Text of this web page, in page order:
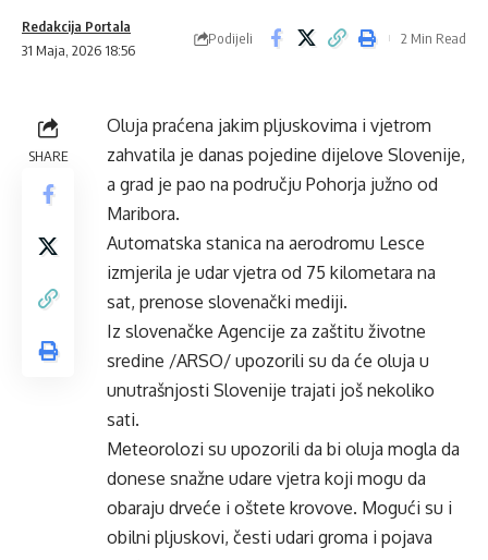
31 Maja, 2026 18:56
Redakcija Portala
Podijeli 2 Min Read
SHARE
Oluja praćena jakim pljuskovima i vjetrom
zahvatila je danas pojedine dijelove Slovenije,
a grad je pao na području Pohorja južno od
Maribora.
Automatska stanica na aerodromu Lesce
izmjerila je udar vjetra od 75 kilometara na
sat, prenose slovenački mediji.
Iz slovenačke Agencije za zaštitu životne
sredine /ARSO/ upozorili su da će oluja u
unutrašnjosti Slovenije trajati još nekoliko
sati.
Meteorolozi su upozorili da bi oluja mogla da
donese snažne udare vjetra koji mogu da
obaraju drveće i oštete krovove. Mogući su i
obilni pljuskovi, česti udari groma i pojava